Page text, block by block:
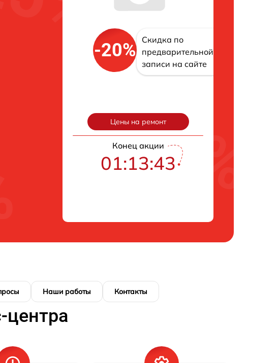
-20%
Скидка по
предварительной
записи на сайте
Цены на ремонт
Конец акции
01:13:42
Наши работы Контакты